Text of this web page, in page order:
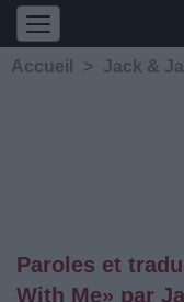
Accueil > Jack &
Paroles et
With Me» par